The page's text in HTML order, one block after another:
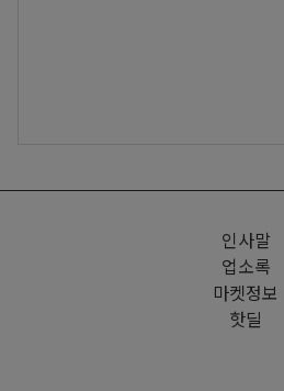
인사말
업소록
마켓정보
핫딜